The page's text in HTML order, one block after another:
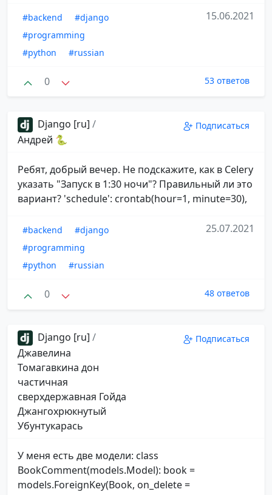
#backend
#django
#programming
#python
#russian
15.06.2021
0 53 ответов
Django [ru] /
Андрей 🐍
Подписаться
Ребят, добрый вечер. Не подскажите, как в Celery
указать "Запуск в 1:30 ночи"? Правильный ли это
вариант? 'schedule': crontab(hour=1, minute=30),
#backend
#django
#programming
#python
#russian
25.07.2021
0 48 ответов
Django [ru] /
Джавелина
Томагавкина дон
частичная
сверхдержавная Гойда
Джангохрюкнутый
Убунтукарась
Подписаться
У меня есть две модели: class
BookComment(models.Model): book =
models.ForeignKey(Book, on_delete =